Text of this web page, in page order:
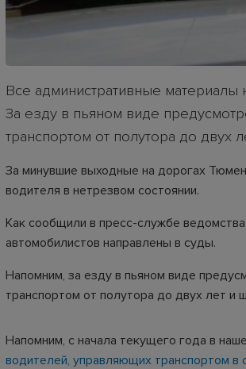
Все административные
За езду в пьяном виде
транспортом от полутора до двух
За минувшие выходные на дорогах
водителя в нетрезвом состоянии.
Как сообщили в пресс-службе
автомобилистов направлены в суды.
Напомним, за езду в пьяном виде
транспортом от полутора до двух лет и
Напомним, с начала текущего года в
водителей, управляющих транспортом в